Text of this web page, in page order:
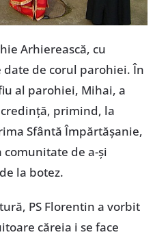
Arhierească, cu
de corul parohiei. În
al parohiei, Mihai, a
primind, la
Sfântă Împărtăşanie,
de a-şi
la botez.
PS Florentin a vorbit
căreia i se face